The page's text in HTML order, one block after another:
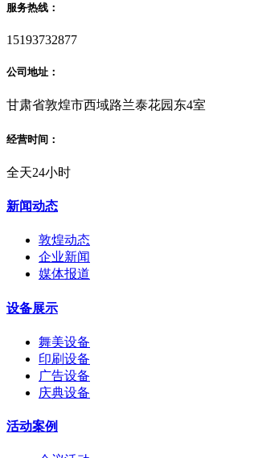
服务热线：
15193732877
公司地址：
甘肃省敦煌市西域路兰泰花园东4室
经营时间：
全天24小时
新闻动态
敦煌动态
企业新闻
媒体报道
设备展示
舞美设备
印刷设备
广告设备
庆典设备
活动案例